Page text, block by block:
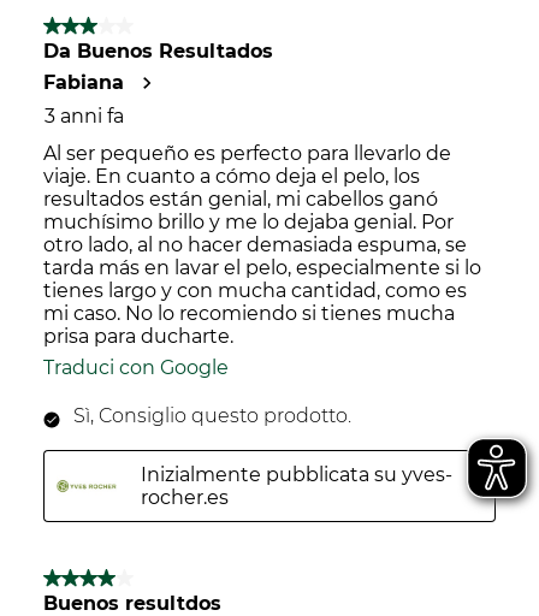
invio.
recensioni.
3 su 5 stelle.
Da Buenos Resultados
Fabiana
3 anni fa
Al ser pequeño es perfecto para llevarlo de
viaje. En cuanto a cómo deja el pelo, los
resultados están genial, mi cabellos ganó
muchísimo brillo y me lo dejaba genial. Por
otro lado, al no hacer demasiada espuma, se
tarda más en lavar el pelo, especialmente si lo
tienes largo y con mucha cantidad, como es
mi caso. No lo recomiendo si tienes mucha
prisa para ducharte.
Traduci con Google
Sì, Consiglio questo prodotto.
Inizialmente pubblicata su yves-
rocher.es
4 su 5 stelle.
Buenos resultdos